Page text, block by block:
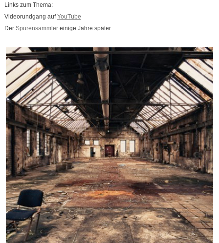
Links zum Thema:
Videorundgang aufYouTube
Der Spurensammlereinige Jahre später